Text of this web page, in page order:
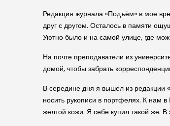
Редакция журнала «Подъём» в мое
друг с другом. Осталось в памяти
Уютно было и на самой улице, где
На почте преподаватели из
домой, чтобы забрать
В середине дня я вышел из редакции
носить рукописи в портфелях. К нам
желтой кожи. Я себе купил такой же.